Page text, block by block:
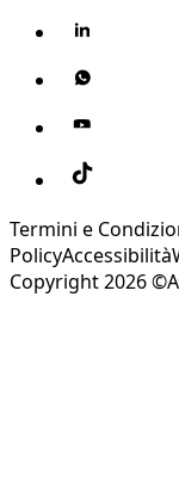
Termini e
PolicyAccessibilità
Copyright 2026